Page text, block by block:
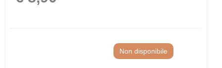
Non disponibile